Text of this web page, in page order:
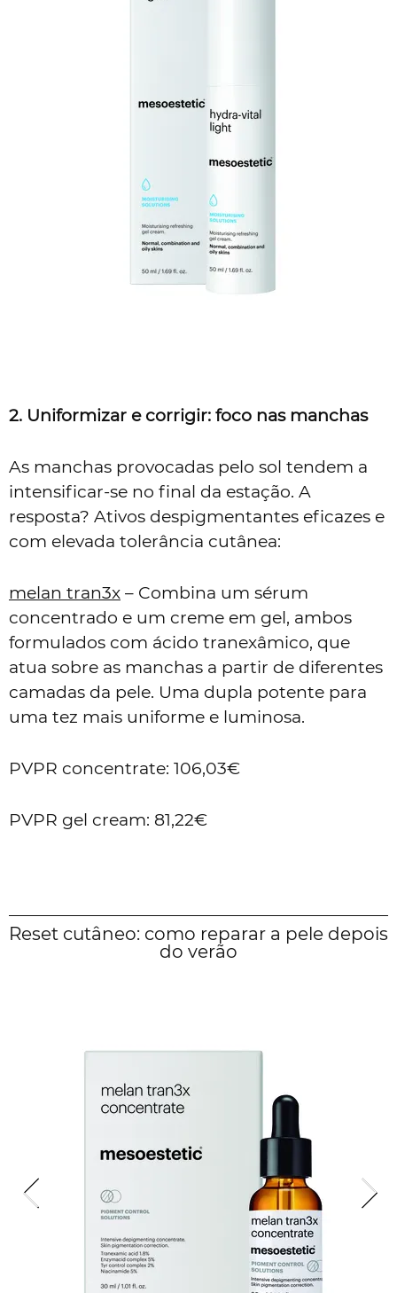
2. Uniformizar e corrigir: foco nas manchas
As manchas provocadas pelo sol tendem a
intensificar-se no final da estação. A
resposta? Ativos despigmentantes eficazes e
com elevada tolerância cutânea:
melan tran3x – Combina um sérum
concentrado e um creme em gel, ambos
formulados com ácido tranexâmico, que
atua sobre as manchas a partir de diferentes
camadas da pele. Uma dupla potente para
uma tez mais uniforme e luminosa.
PVPR concentrate: 106,03€
PVPR gel cream: 81,22€
Reset cutâneo: como reparar a pele depois
do verão